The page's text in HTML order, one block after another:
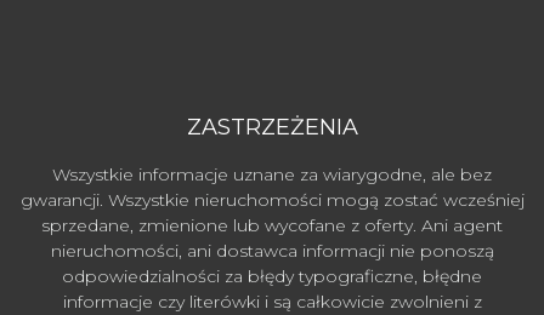
ZASTRZEŻENIA
Wszystkie informacje uznane za wiarygodne, ale bez
gwarancji. Wszystkie nieruchomości mogą zostać wcześniej
sprzedane, zmienione lub wycofane z oferty. Ani agent
nieruchomości, ani dostawca informacji nie ponoszą
odpowiedzialności za błędy typograficzne, błędne
informacje czy literówki i są całkowicie zwolnieni z